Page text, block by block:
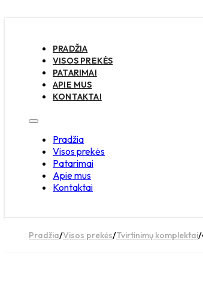
PRADŽIA
VISOS PREKĖS
PATARIMAI
APIE MUS
KONTAKTAI
Pradžia
Visos prekės
Patarimai
Apie mus
Kontaktai
Pradžia/Visos prekės/Tvirtinimų komplektai/